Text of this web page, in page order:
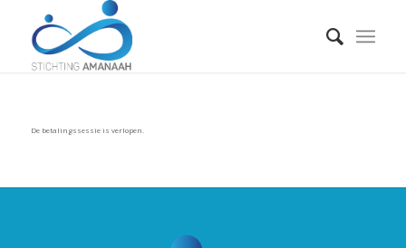
De betalingssessie is verlopen.